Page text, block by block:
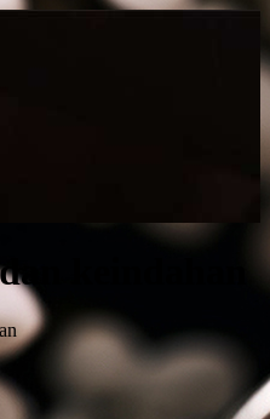
keindahan